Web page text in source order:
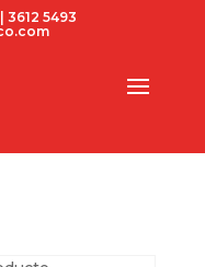
3612 5493